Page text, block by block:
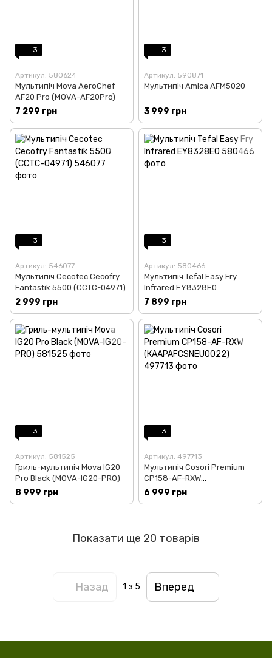
3
Артикул: 580624
Мультипіч Mova AeroChef
AF20 Pro (MOVA-AF20Pro)
7 299 грн
3
Артикул: 590871
Мультипіч Amica AFM5020
3 999 грн
3
Артикул: 546077
Мультипіч Cecotec Cecofry
Fantastik 5500 (CCTC-04971)
2 999 грн
3
Артикул: 580466
Мультипіч Tefal Easy Fry
Infrared EY8328E0
7 899 грн
3
Артикул: 581525
Гриль-мультипіч Mova IG20
Pro Black (MOVA-IG20-PRO)
8 999 грн
3
Артикул: 497713
Мультипіч Cosori Premium
CP158-AF-RXW
(КAAPAFCSNEU0022)
6 999 грн
Показати ще 20 товарів
Назад 1 з 5 Вперед